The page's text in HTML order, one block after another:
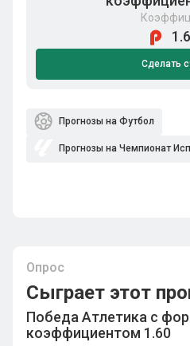
Сделать
Прогнозы на Футбол
Прогнозы на Чемпионат
Опрос
Сыграет этот
Победа Атлетика с
коэффициентом 1.60